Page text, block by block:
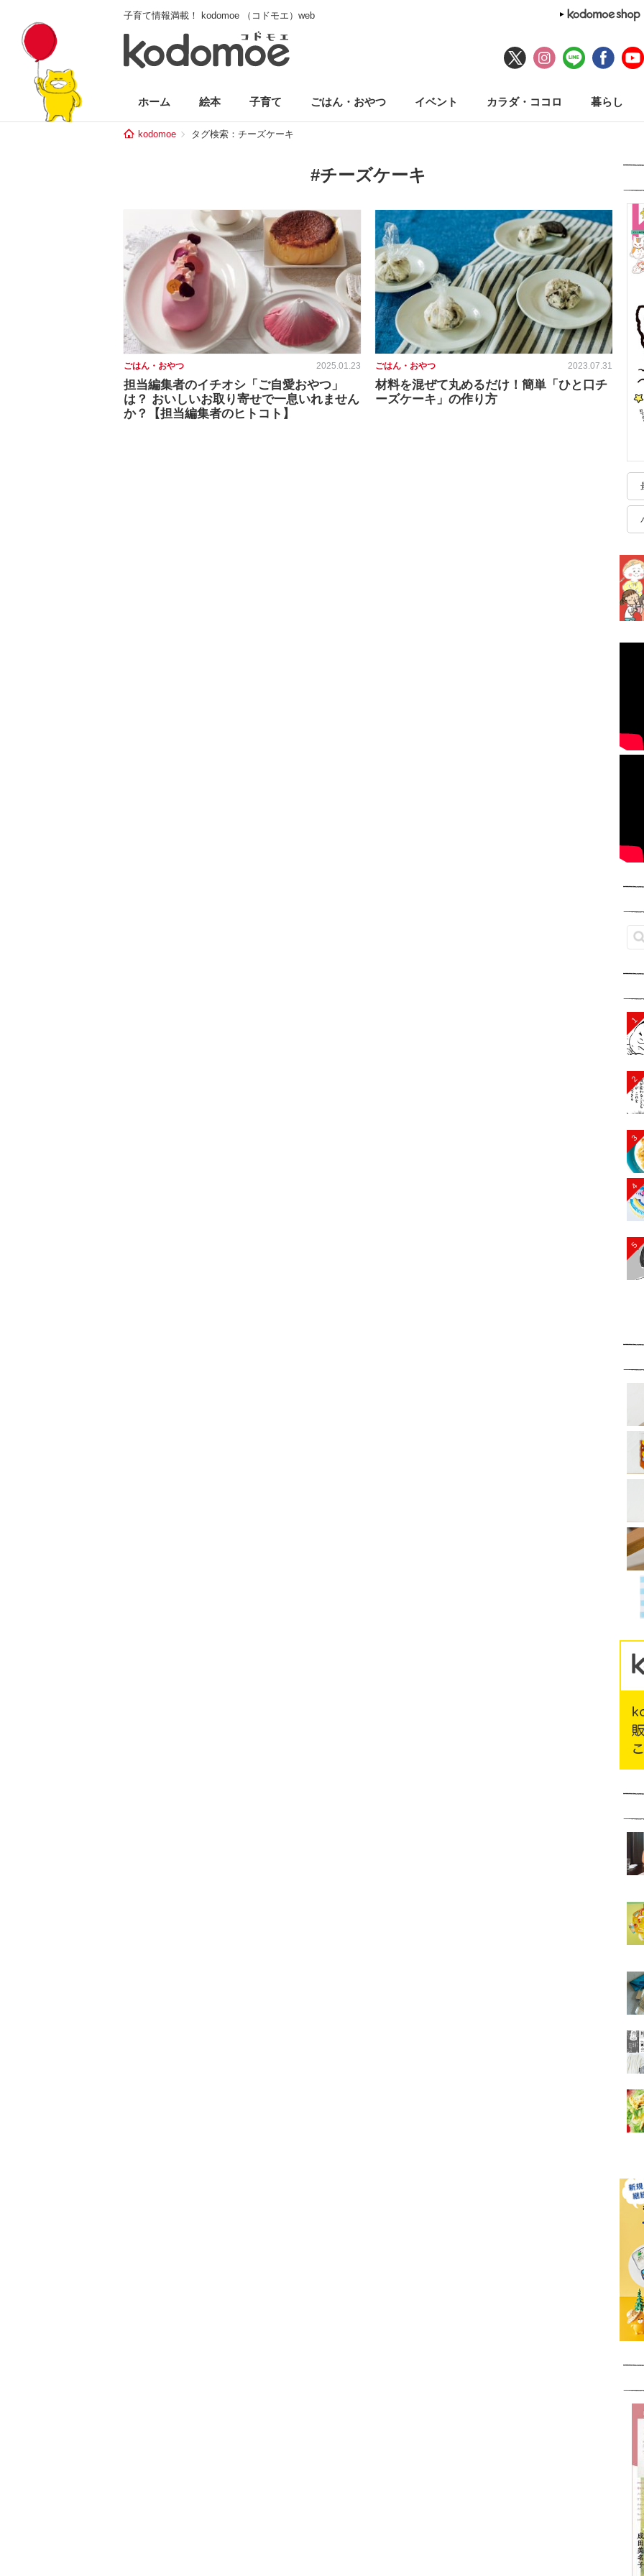
子育て情報満載！ kodomoe （コドモエ）web
ホーム 絵本 子育て ごはん・おやつ イベント カラダ・ココロ 暮らし
kodomoe タグ検索：チーズケーキ
#チーズケーキ
ごはん・おやつ 2025.01.23
担当編集者のイチオシ「ご自愛おやつ」
は？ おいしいお取り寄せで一息いれません
か？【担当編集者のヒトコト】
ごはん・おやつ 2023.07.31
材料を混ぜて丸めるだけ！簡単「ひと口チ
ーズケーキ」の作り方
1
2
3
4
5